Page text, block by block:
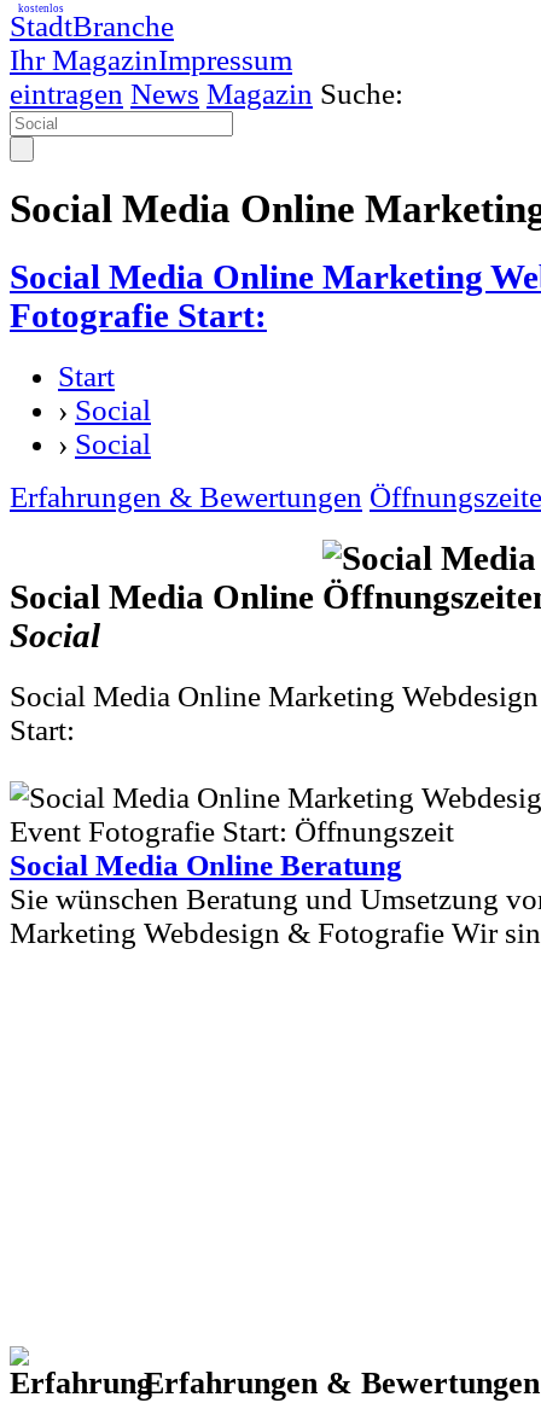
StadtBranche
Ihr MagazinImpressum
kostenlos
eintragen News Magazin Suche:
Social Media Online
Social Media Online Marketing
Fotografie Start:
Start
› Social
› Social
Erfahrungen & Bewertungen
Social Media Online
Social
Social Media Online Marketing
Start:
Social Media Online Beratung
Sie wünschen Beratung und Umsetzung
Marketing Webdesign & Fotografie Wir
Erfahrungen &